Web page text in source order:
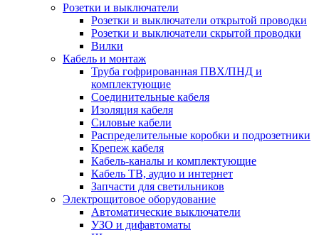
Розетки и выключатели
Розетки и выключатели открытой проводки
Розетки и выключатели скрытой проводки
Вилки
Кабель и монтаж
Труба гофрированная ПВХ/ПНД и
комплектующие
Соединительные кабеля
Изоляция кабеля
Силовые кабели
Распределительные коробки и подрозетники
Крепеж кабеля
Кабель-каналы и комплектующие
Кабель ТВ, аудио и интернет
Запчасти для светильников
Электрощитовое оборудование
Автоматические выключатели
УЗО и дифавтоматы